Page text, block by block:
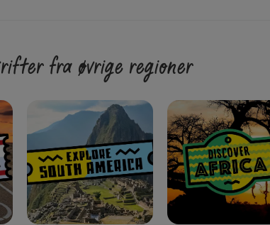
fra øvrige regioner